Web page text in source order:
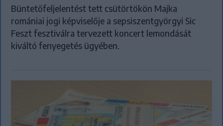
Büntetőfeljelentést tett csütörtökön Majka
romániai jogi képviselője a sepsiszentgyörgyi Sic
Feszt fesztiválra tervezett koncert lemondását
kiváltó fenyegetés ügyében.